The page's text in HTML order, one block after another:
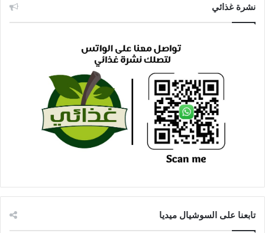
نشرة غذائي
تابعنا على السوشيال ميديا